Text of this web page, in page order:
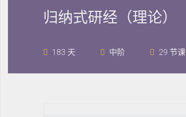
归纳式研经（理论）
183 天 中阶 29 节课